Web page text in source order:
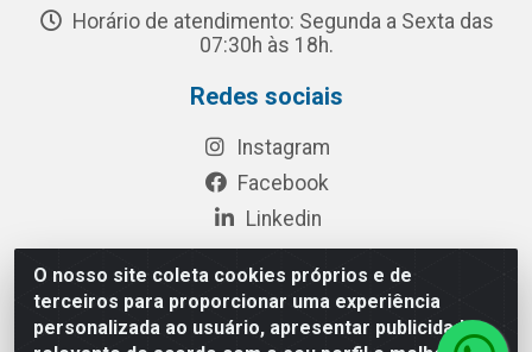
O nosso site coleta cookies próprios e de
terceiros para proporcionar uma experiência
personalizada ao usuário, apresentar publicidade
Horário de atendimento: Segunda a Sexta das
07:30h às 18h.
Redes sociais
Instagram
Facebook
Linkedin
Rua Chipuê, 117 - S. Miguel Paulista São Paulo/SP - CEP
08010-260- CNPJ: 03.010.739/0001-72